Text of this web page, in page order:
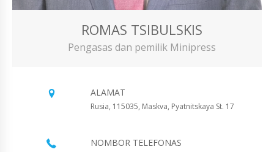
ROMAS TSIBULSKIS
Pengasas dan pemilik Minipress
ALAMAT
Rusia, 115035, Maskva, Pyatnitskaya St. 17
NOMBOR TELEFONAS